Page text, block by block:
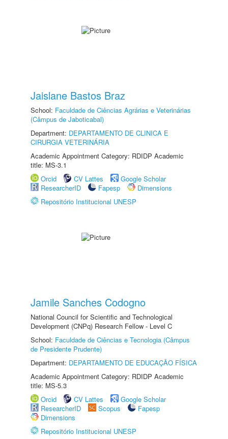
Jaislane Bastos Braz
School: Faculdade de Ciências Agrárias e Veterinárias
(Câmpus de Jaboticabal)
Department: DEPARTAMENTO DE CLINICA E
CIRURGIA VETERINÁRIA
Academic Appointment Category: RDIDP Academic
title: MS-3.1
Orcid
CV Lattes
Google Scholar
ResearcherID
Fapesp
Dimensions
Repositório Institucional UNESP
Jamile Sanches Codogno
National Council for Scientific and Technological
Development (CNPq) Research Fellow - Level C
School: Faculdade de Ciências e Tecnologia (Câmpus
de Presidente Prudente)
Department: DEPARTAMENTO DE EDUCAÇÃO FÍSICA
Academic Appointment Category: RDIDP Academic
title: MS-5.3
Orcid
CV Lattes
Google Scholar
ResearcherID
Scopus
Fapesp
Dimensions
Repositório Institucional UNESP